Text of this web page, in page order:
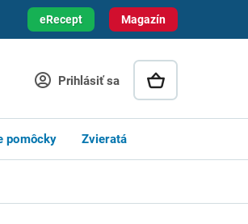
Magazín
eRecept
Prihlásiť sa
pomôcky Zvieratá